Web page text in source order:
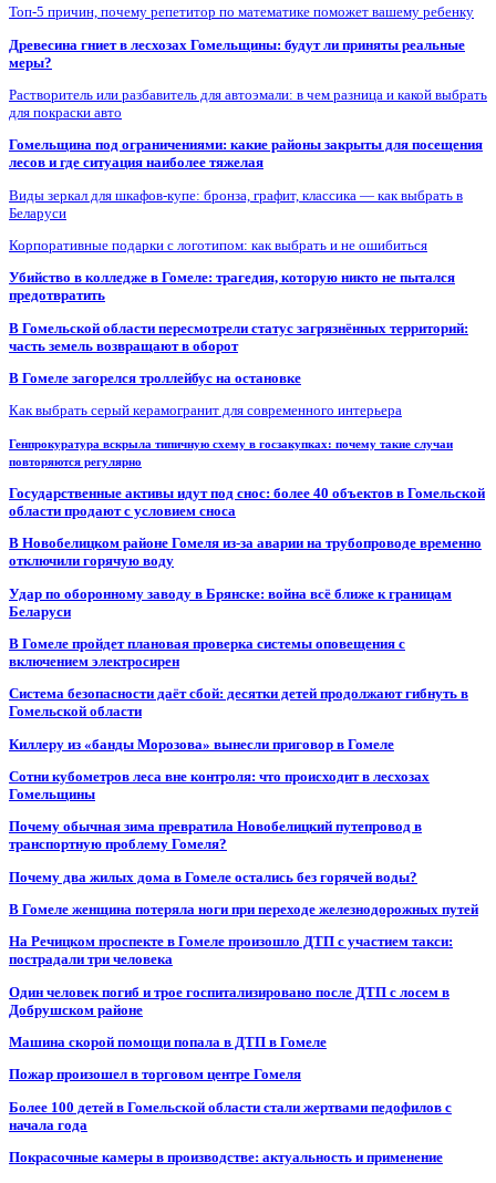
Топ-5 причин, почему репетитор по математике поможет вашему ребенку
Древесина гниет в лесхозах Гомельщины: будут ли приняты реальные
меры?
Растворитель или разбавитель для автоэмали: в чем разница и какой выбрать
для покраски авто
Гомельщина под ограничениями: какие районы закрыты для посещения
лесов и где ситуация наиболее тяжелая
Виды зеркал для шкафов-купе: бронза, графит, классика — как выбрать в
Беларуси
Корпоративные подарки с логотипом: как выбрать и не ошибиться
Убийство в колледже в Гомеле: трагедия, которую никто не пытался
предотвратить
В Гомельской области пересмотрели статус загрязнённых территорий:
часть земель возвращают в оборот
В Гомеле загорелся троллейбус на остановке
Как выбрать серый керамогранит для современного интерьера
Генпрокуратура вскрыла типичную схему в госзакупках: почему такие случаи
повторяются регулярно
Государственные активы идут под снос: более 40 объектов в Гомельской
области продают с условием сноса
В Новобелицком районе Гомеля из-за аварии на трубопроводе временно
отключили горячую воду
Удар по оборонному заводу в Брянске: война всё ближе к границам
Беларуси
В Гомеле пройдет плановая проверка системы оповещения с
включением электросирен
Система безопасности даёт сбой: десятки детей продолжают гибнуть в
Гомельской области
Киллеру из «банды Морозова» вынесли приговор в Гомеле
Сотни кубометров леса вне контроля: что происходит в лесхозах
Гомельщины
Почему обычная зима превратила Новобелицкий путепровод в
транспортную проблему Гомеля?
Почему два жилых дома в Гомеле остались без горячей воды?
В Гомеле женщина потеряла ноги при переходе железнодорожных путей
На Речицком проспекте в Гомеле произошло ДТП с участием такси:
пострадали три человека
Один человек погиб и трое госпитализировано после ДТП с лосем в
Добрушском районе
Машина скорой помощи попала в ДТП в Гомеле
Пожар произошел в торговом центре Гомеля
Более 100 детей в Гомельской области стали жертвами педофилов с
начала года
Покрасочные камеры в производстве: актуальность и применение